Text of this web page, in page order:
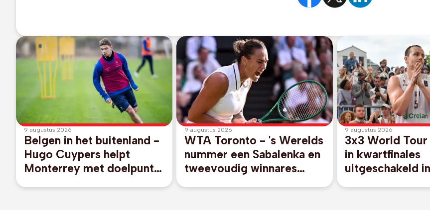
9 augustus 2026
Belgen in het buitenland -
Hugo Cuypers helpt
Monterrey met doelpunt
9 augustus 2026
WTA Toronto - 's Werelds
nummer een Sabalenka en
tweevoudig winnares
9 augustus 2026
3x3 World
in kwartfinales
uitgeschakeld